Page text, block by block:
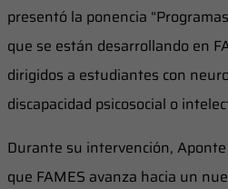
presentó la ponencia
que se están desarrollando en
dirigidos a estudiantes con
discapacidad psicosocial o
Durante su intervención,
que FAMES avanza hacia un